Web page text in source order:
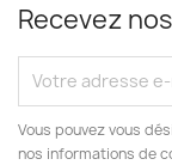
Recevez
Vous pouvez vous
nos informations de